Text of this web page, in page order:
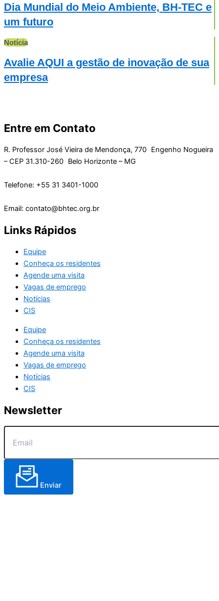
Dia Mundial do Meio Ambiente, BH-TEC e
um futuro
Notícia
Avalie AQUI a gestão de inovação de sua
empresa
Entre em Contato
R. Professor José Vieira de Mendonça, 770 Engenho Nogueira
– CEP 31.310-260 Belo Horizonte – MG
Telefone: +55 31 3401-1000
Email: contato@bhtec.org.br
Links Rápidos
Equipe
Conheça os residentes
Agende uma visita
Vagas de emprego
Notícias
CIS
Equipe
Conheça os residentes
Agende uma visita
Vagas de emprego
Notícias
CIS
Newsletter
Enviar